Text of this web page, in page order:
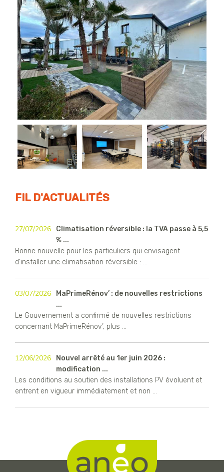
FIL D'ACTUALITÉS
27/07/2026
Climatisation réversible : la TVA passe à 5,5
% ...
Bonne nouvelle pour les particuliers qui envisagent
d'installer une climatisation réversible : ...
03/07/2026
MaPrimeRénov’ : de nouvelles restrictions
...
Le Gouvernement a confirmé de nouvelles restrictions
concernant MaPrimeRénov’, plus ...
12/06/2026
Nouvel arrêté au 1er juin 2026 :
modification ...
Les conditions au soutien des installations PV évoluent et
entrent en vigueur immédiatement et non ...